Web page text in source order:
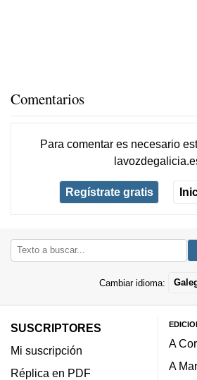
Comentarios
Para comentar es necesario
Regístrate gratis
Cambiar idioma:
SUSCRIPTORES
Mi suscripción
Réplica en PDF
A
A